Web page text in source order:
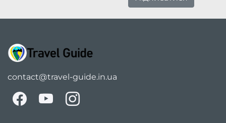
contact@travel-guide.in.ua